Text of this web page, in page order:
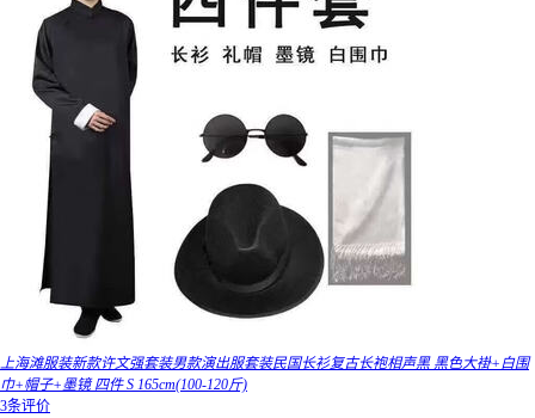
上海滩服装新款许文强套装男款演出服套装民国长衫复古长袍相声黑 黑色大褂+白围
巾+帽子+墨镜 四件 S 165cm(100-120斤)
3条评价